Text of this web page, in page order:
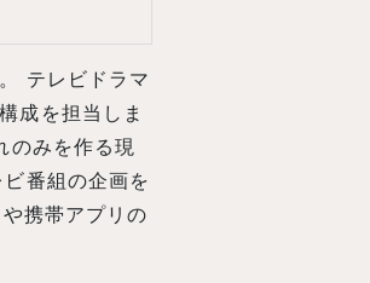
テレビドラマ
成を担当しま
のみを作る現
番組の企画を
携帯アプリの